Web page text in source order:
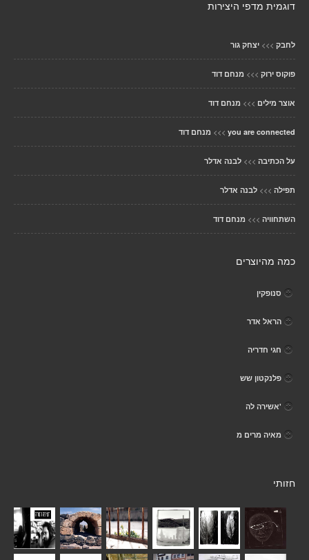
דוגמית מדפי היצירות
לחבק >>> יצחק גור
פוקוס ירוק >>> מנחם דוד
אוצר מילים >>> מנחם דוד
you are connected
>>> מנחם דוד
על הכתיבה >>> לבנה אדלר
תפילה >>> לבנה אדלר
השתחוויה >>> מנחם דוד
כמה מהיוצרים
סנופקין
הראל אדר
חגי חדריה
פלנקטון שש
'אשירה לה
מאיה מרים מ
חזותי